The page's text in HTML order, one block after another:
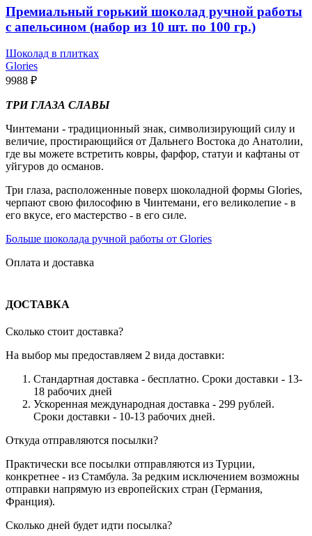
Премиальный горький шоколад ручной работы
с апельсином (набор из 10 шт. по 100 гр.)
Шоколад в плитках
Glories
9988 ₽
ТРИ ГЛАЗА СЛАВЫ
Чинтемани - традиционный знак, символизирующий силу и
величие, простирающийся от Дальнего Востока до Анатолии,
где вы можете встретить ковры, фарфор, статуи и кафтаны от
уйгуров до османов.
Три глаза, расположенные поверх шоколадной формы Glories,
черпают свою философию в Чинтемани, его великолепие - в
его вкусе, его мастерство - в его силе.
Больше шоколада ручной работы от Glories
Оплата и доставка
ДОСТАВКА
Сколько стоит доставка?
На выбор мы предоставляем 2 вида доставки:
Стандартная доставка - бесплатно. Сроки доставки - 13-
18 рабочих дней
Ускоренная международная доставка - 299 рублей.
Сроки доставки - 10-13 рабочих дней.
Откуда отправляются посылки?
Практически все посылки отправляются из Турции,
конкретнее - из Стамбула. За редким исключением возможны
отправки напрямую из европейских стран (Германия,
Франция).
Сколько дней будет идти посылка?